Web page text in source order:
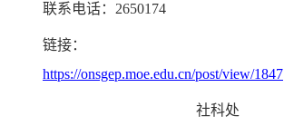
联系电话：2650174
链接：
https://onsgep.moe.edu.cn/post/view/1847
社科处